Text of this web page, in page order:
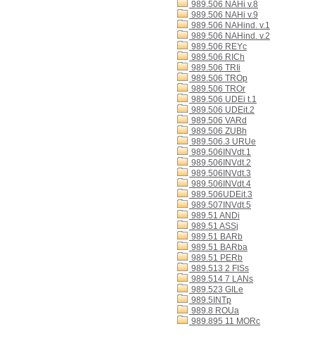
989.506 NAHi v.8
989.506 NAHi v.9
989.506 NAHind. v.1
989.506 NAHind. v.2
989.506 REYc
989.506 RICh
989.506 TRIi
989.506 TROp
989.506 TROr
989.506 UDEi t.1
989.506 UDEit.2
989.506 VARd
989.506 ZUBh
989.506.3 URUe
989.506INVdt.1
989.506INVdt.2
989.506INVdt.3
989.506INVdt.4
989.506UDEit.3
989.507INVdt.5
989.51 ANDi
989.51 ASSj
989.51 BARb
989.51 BARba
989.51 PERb
989.513 2 FISs
989.514 7 LANs
989.523 GILe
989.5INTp
989.8 ROUa
989.895 11 MORc